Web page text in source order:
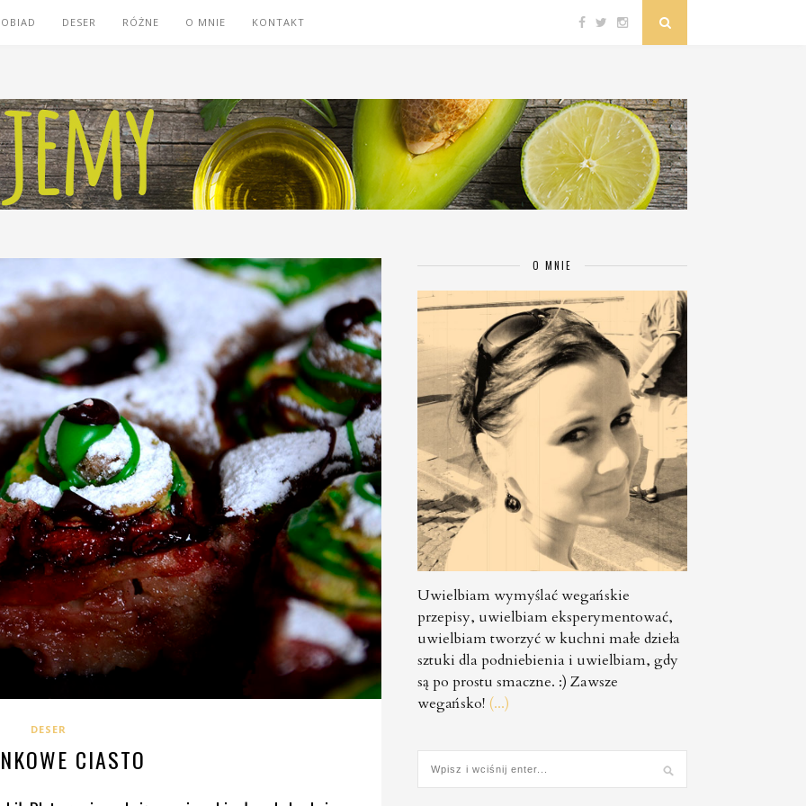
OBIAD DESER RÓŻNE O MNIE KONTAKT
DESER
CIASTO
O MNIE
Uwielbiam wymyślać wegańskie
przepisy, uwielbiam eksperymentować,
uwielbiam tworzyć w kuchni małe dzieła
sztuki dla podniebienia i uwielbiam, gdy
są po prostu smaczne. :) Zawsze
wegańsko! (...)